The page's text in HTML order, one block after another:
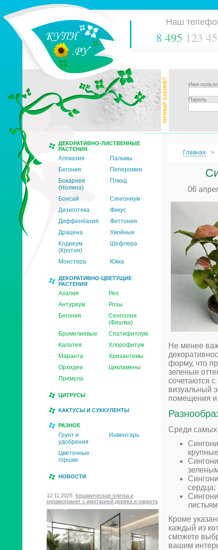
Наш
8 495 123
Имя
Пароль
ДЕКОРАТИВНО-ЛИСТВЕННЫЕ
РАСТЕНИЯ
Алоказия
Пальмы
Бегония
Пеперомия
Бокарнея
(Нолина)
Плющ
Бонсай
Сингониум
Дизиготека
Фикус
Диффенбахия
Фиттония
Драцена
Хвойные
Кодиеум
(Кротон)
Шефлера
Монстера Юкка
ДЕКОРАТИВНО-ЦВЕТУЩИЕ
РАСТЕНИЯ
Азалия
Рео
Антуриум
Розы
Бегония
Сенполия
(Фиалка)
Бромелиевые
Спатифиллум
Калатея
Хлорофитум
Маранта
Хризантемы
Орхидеи
Цикламены
Примула
ЦИТРУСЫ
КАКТУСЫ И СУККУЛЕНТЫ
РАЗНОЕ
Грунт и
удобрения
Инвентарь
Цветочные
горшки
НОВОСТИ
12.11.2025: Керамическая плитка и
керамогранит с имитацией дерева и паркета
Главная
06
Не менее
форму, что
зеленые
сочетаются
визуальный
помещения и
Среди самых
сердца;
Кроме
каждый из
сможете
вашим